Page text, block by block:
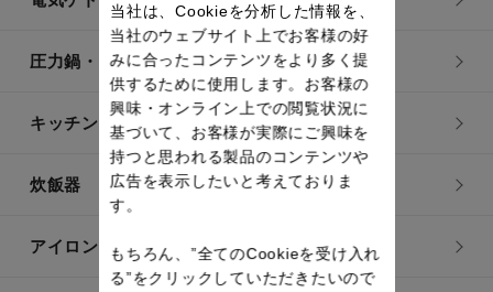
圧力鍋・電気圧力鍋
キッチン用品
炊飯器
アイロン・衣類スチーマー
当社は、Cookieを分析した情報を、
当社のウェブサイト上でお客様の好
みに合ったコンテンツをより多く提
供するために使用します。お客様の
興味・オンライン上での閲覧状況に
基づいて、お客様が実際にご興味を
持つと思われる製品のコンテンツや
広告を表示したいと考えておりま
す。
もちろん、”全てのCookieを受け入れ
る”をクリックしていただきたいので